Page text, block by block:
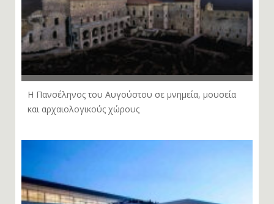
Η Πανσέληνος του Αυγούστου σε μνημεία, μουσεία
και αρχαιολογικούς χώρους